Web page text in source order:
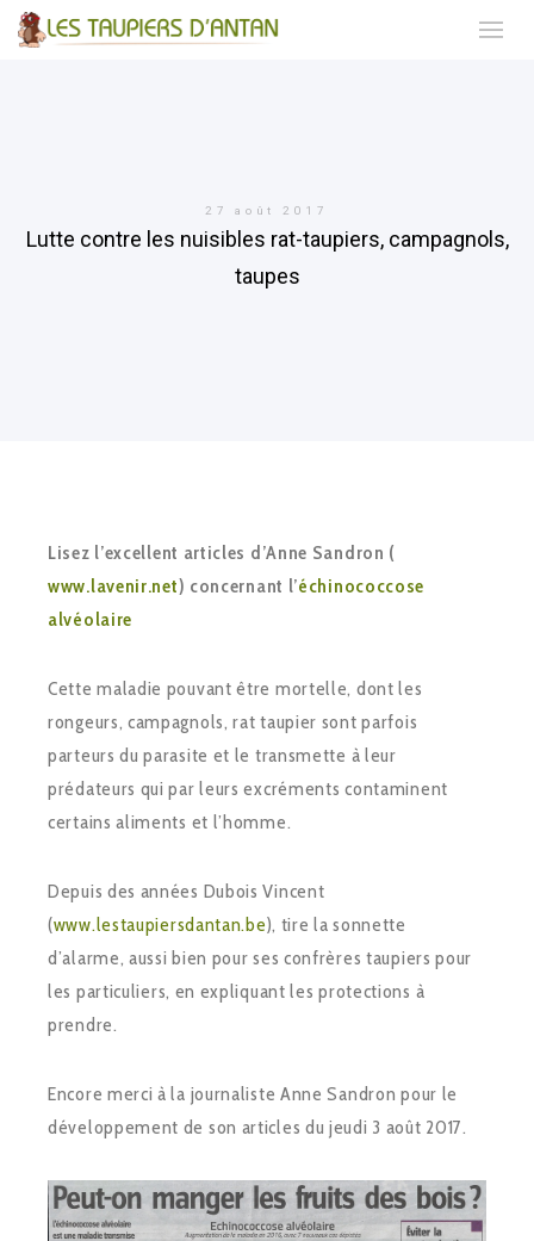
27 août 2017
Lutte contre les nuisibles rat-taupiers, campagnols,
taupes
Lisez l’excellent articles d’Anne Sandron (
www.lavenir.net) concernant l’échinococcose
alvéolaire
Cette maladie pouvant être mortelle, dont les
rongeurs, campagnols, rat taupier sont parfois
parteurs du parasite et le transmette à leur
prédateurs qui par leurs excréments contaminent
certains aliments et l’homme.
Depuis des années Dubois Vincent
(www.lestaupiersdantan.be), tire la sonnette
d’alarme, aussi bien pour ses confrères taupiers pour
les particuliers, en expliquant les protections à
prendre.
Encore merci à la journaliste Anne Sandron pour le
développement de son articles du jeudi 3 août 2017.